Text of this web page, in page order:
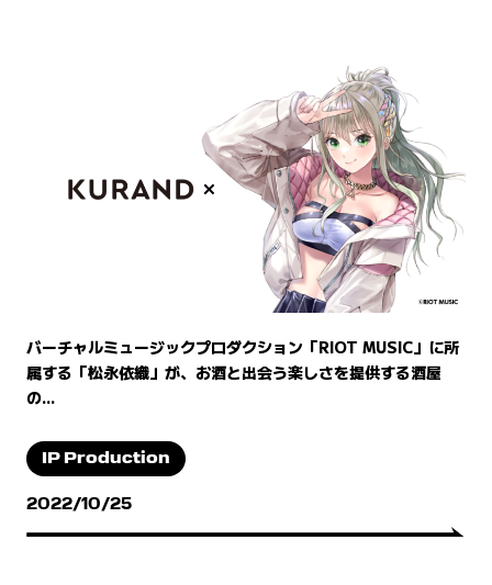
バーチャルミュージックプロダクション「RIOT MUSIC」に所
属する「松永依織」が、お酒と出会う楽しさを提供する酒屋
の...
IP Production
2022/10/25